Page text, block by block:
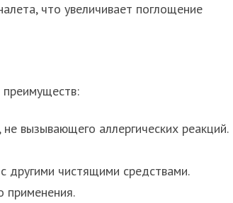
что увеличивает поглощение
вызывающего аллергических реакций.
другими чистящими средствами.
применения.